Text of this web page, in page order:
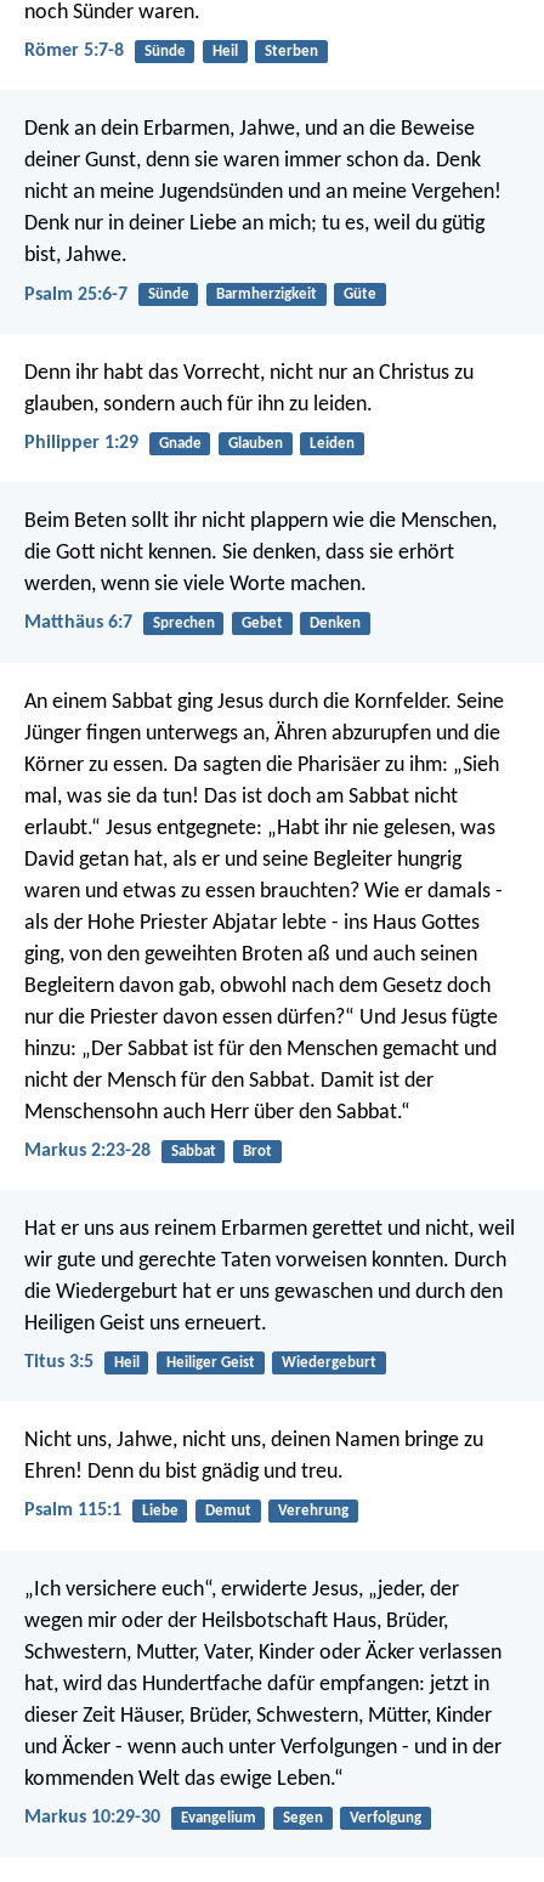
noch Sünder waren.
Römer 5:7-8 Sünde Heil Sterben
Denk an dein Erbarmen, Jahwe, und an die Beweise
deiner Gunst, denn sie waren immer schon da. Denk
nicht an meine Jugendsünden und an meine Vergehen!
Denk nur in deiner Liebe an mich; tu es, weil du gütig
bist, Jahwe.
Psalm 25:6-7 Sünde Barmherzigkeit Güte
Denn ihr habt das Vorrecht, nicht nur an Christus zu
glauben, sondern auch für ihn zu leiden.
Philipper 1:29 Gnade Glauben Leiden
Beim Beten sollt ihr nicht plappern wie die Menschen,
die Gott nicht kennen. Sie denken, dass sie erhört
werden, wenn sie viele Worte machen.
Matthäus 6:7 Sprechen Gebet Denken
An einem Sabbat ging Jesus durch die Kornfelder. Seine
Jünger fingen unterwegs an, Ähren abzurupfen und die
Körner zu essen. Da sagten die Pharisäer zu ihm: „Sieh
mal, was sie da tun! Das ist doch am Sabbat nicht
erlaubt.“ Jesus entgegnete: „Habt ihr nie gelesen, was
David getan hat, als er und seine Begleiter hungrig
waren und etwas zu essen brauchten? Wie er damals -
als der Hohe Priester Abjatar lebte - ins Haus Gottes
ging, von den geweihten Broten aß und auch seinen
Begleitern davon gab, obwohl nach dem Gesetz doch
nur die Priester davon essen dürfen?“ Und Jesus fügte
hinzu: „Der Sabbat ist für den Menschen gemacht und
nicht der Mensch für den Sabbat. Damit ist der
Menschensohn auch Herr über den Sabbat.“
Markus 2:23-28 Sabbat Brot
Hat er uns aus reinem Erbarmen gerettet und nicht, weil
wir gute und gerechte Taten vorweisen konnten. Durch
die Wiedergeburt hat er uns gewaschen und durch den
Heiligen Geist uns erneuert.
Titus 3:5 Heil Heiliger Geist Wiedergeburt
Nicht uns, Jahwe, nicht uns, deinen Namen bringe zu
Ehren! Denn du bist gnädig und treu.
Psalm 115:1 Liebe Demut Verehrung
„Ich versichere euch“, erwiderte Jesus, „jeder, der
wegen mir oder der Heilsbotschaft Haus, Brüder,
Schwestern, Mutter, Vater, Kinder oder Äcker verlassen
hat, wird das Hundertfache dafür empfangen: jetzt in
dieser Zeit Häuser, Brüder, Schwestern, Mütter, Kinder
und Äcker - wenn auch unter Verfolgungen - und in der
kommenden Welt das ewige Leben.“
Markus 10:29-30 Evangelium Segen Verfolgung